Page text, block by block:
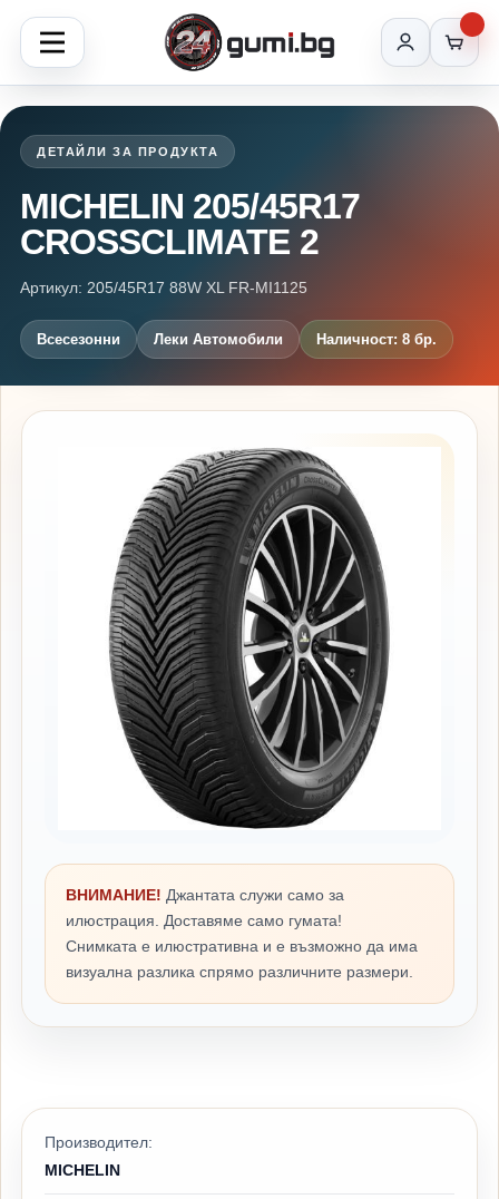
ДЕТАЙЛИ ЗА ПРОДУКТА
MICHELIN 205/45R17
CROSSCLIMATE 2
Артикул: 205/45R17 88W XL FR-MI1125
Всесезонни Леки Автомобили Наличност: 8 бр.
ВНИМАНИЕ! Джантата служи само за
илюстрация. Доставяме само гумата!
Снимката е илюстративна и е възможно да има
визуална разлика спрямо различните размери.
Производител:
MICHELIN